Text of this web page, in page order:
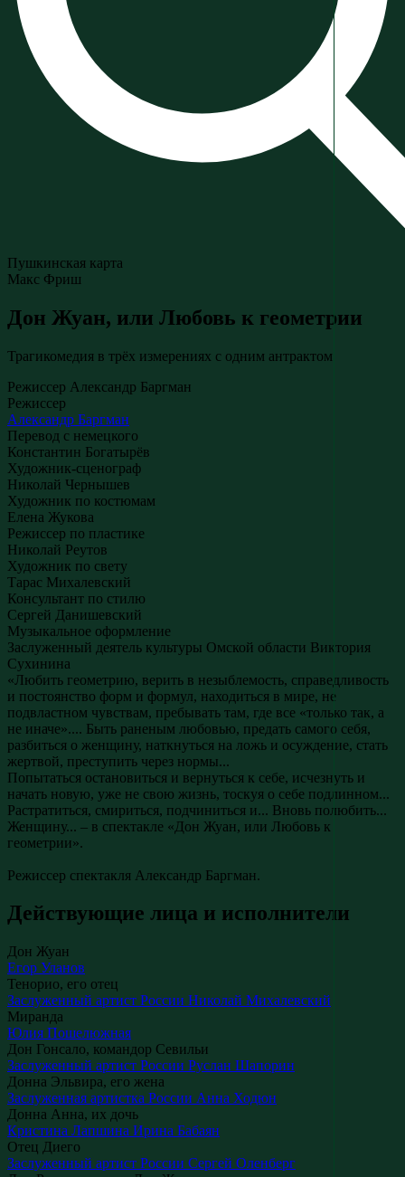
Пушкинская карта
Макс Фриш
Дон Жуан, или Любовь к геометрии
Трагикомедия в трёх измерениях с одним антрактом
Режиссер Александр Баргман
Режиссер
Александр Баргман
Перевод с немецкого
Константин Богатырёв
Художник-сценограф
Николай Чернышев
Художник по костюмам
Елена Жукова
Режиссер по пластике
Николай Реутов
Художник по свету
Тарас Михалевский
Консультант по стилю
Сергей Данишевский
Музыкальное оформление
Заслуженный деятель культуры Омской области Виктория
Сухинина
«Любить геометрию, верить в незыблемость, справедливость
и постоянство форм и формул, находиться в мире, не
подвластном чувствам, пребывать там, где все «только так, а
не иначе».... Быть раненым любовью, предать самого себя,
разбиться о женщину, наткнуться на ложь и осуждение, стать
жертвой, преступить через нормы...
Попытаться остановиться и вернуться к себе, исчезнуть и
начать новую, уже не свою жизнь, тоскуя о себе подлинном...
Растратиться, смириться, подчиниться и... Вновь полюбить...
Женщину... – в спектакле «Дон Жуан, или Любовь к
геометрии».
Режиссер спектакля Александр Баргман.
Действующие лица и исполнители
Дон Жуан
Егор Уланов
Тенорио, его отец
Заслуженный артист России Николай Михалевский
Миранда
Юлия Пошелюжная
Дон Гонсало, командор Севильи
Заслуженный артист России Руслан Шапорин
Донна Эльвира, его жена
Заслуженная артистка России Анна Ходюн
Донна Анна, их дочь
Кристина Лапшина Ирина Бабаян
Отец Диего
Заслуженный артист России Сергей Оленберг